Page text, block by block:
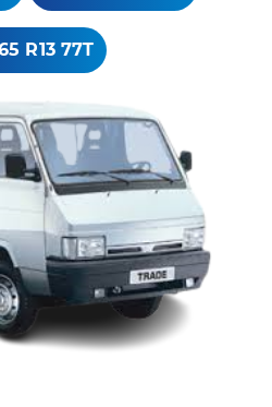
R13 77T